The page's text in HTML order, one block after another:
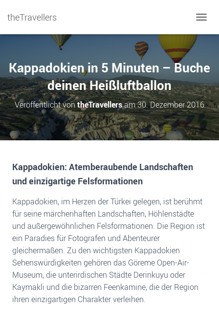
theTravellers
Kappadokien in 5 Minuten – Buche
deinen Heißluftballon
Veröffentlicht vontheTravellersam30. Dezember 2016
Kappadokien: Atemberaubende Landschaften
und einzigartige Felsformationen
Kappadokien, im Herzen der Türkei gelegen, ist berühmt
für seine märchenhaften Landschaften, Höhlenstädte
und außergewöhnlichen Felsformationen. Die Region ist
ein Paradies für Fotografen und Abenteurer
gleichermaßen. Zu den wichtigsten Kappadokien
Sehenswürdigkeiten gehören das Göreme Open-Air-
Museum, die unterirdischen Städte Derinkuyu oder
Kaymakli und die bizarren Feenkamine, die der Region
ihren einzigartigen Charakter verleihen.